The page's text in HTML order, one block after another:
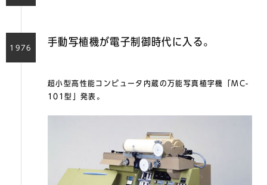
1976
手動写植機が電子制御時代に入る。
超小型高性能コンピュータ内蔵の万能写真植字機「MC-
101型」発表。